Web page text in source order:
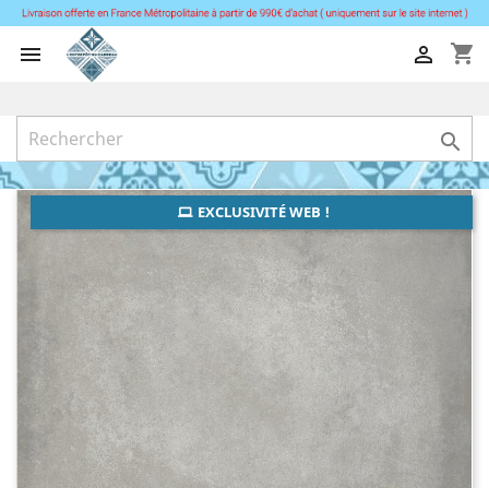
 shopping_cart


EXCLUSIVITÉ WEB !